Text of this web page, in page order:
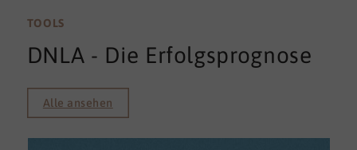
TOOLS
DNLA - Die Erfolgsprognose
Alle ansehen